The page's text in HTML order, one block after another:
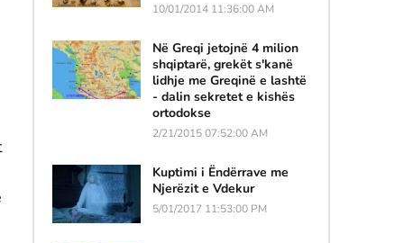
10/01/2014 11:36:00 AM
Në Greqi jetojnë 4 milion
shqiptarë, grekët s'kanë
lidhje me Greqinë e lashtë
- dalin sekretet e kishës
ortodokse
2/21/2015 07:52:00 AM
Kuptimi i Ëndërrave me
Njerëzit e Vdekur
5/01/2017 11:53:00 PM